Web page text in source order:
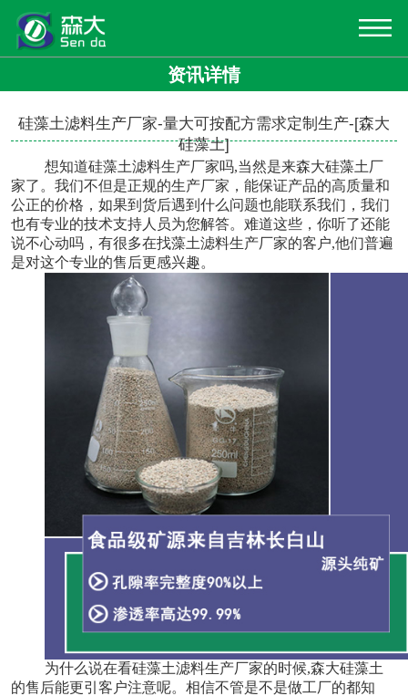
资讯详情
硅藻土滤料生产厂家-量大可按配方需求定制生产-[森大
硅藻土]
想知道硅藻土滤料生产厂家吗,当然是来森大硅藻土厂
家了。我们不但是正规的生产厂家，能保证产品的高质量和
公正的价格，如果到货后遇到什么问题也能联系我们，我们
也有专业的技术支持人员为您解答。难道这些，你听了还能
说不心动吗，有很多在找藻土滤料生产厂家的客户,他们普遍
是对这个专业的售后更感兴趣。
为什么说在看硅藻土滤料生产厂家的时候,森大硅藻土
的售后能更引客户注意呢。相信不管是不是做工厂的都知